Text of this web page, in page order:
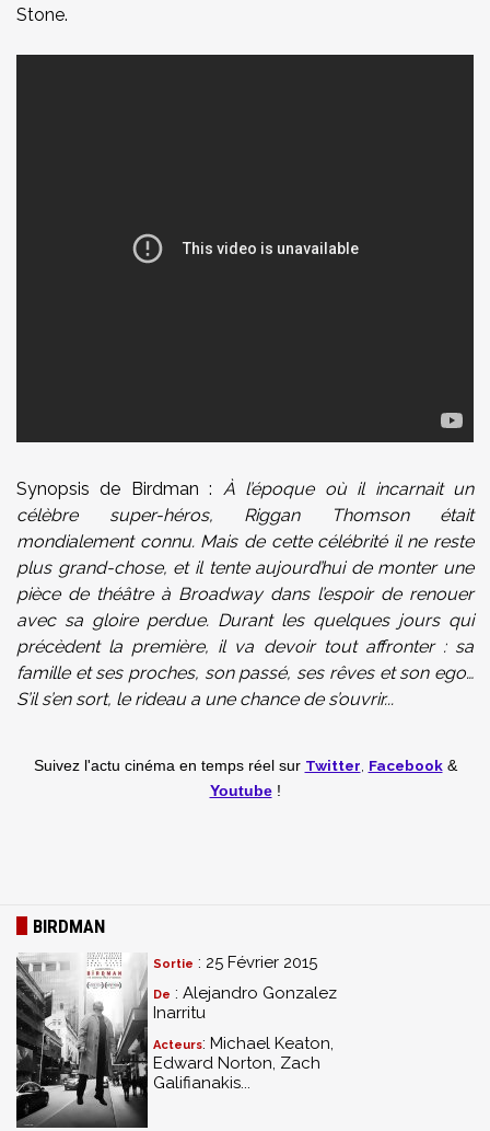
Stone.
Synopsis de Birdman : À l’époque où il incarnait un
célèbre super-héros, Riggan Thomson était
mondialement connu. Mais de cette célébrité il ne reste
plus grand-chose, et il tente aujourd’hui de monter une
pièce de théâtre à Broadway dans l’espoir de renouer
avec sa gloire perdue. Durant les quelques jours qui
précèdent la première, il va devoir tout affronter : sa
famille et ses proches, son passé, ses rêves et son ego…
S’il s’en sort, le rideau a une chance de s’ouvrir...
Suivez l'actu cinéma en temps réel sur Twitter Facebook&
Youtube!
BIRDMAN
Sortie : 25 Février 2015
De : Alejandro Gonzalez
Inarritu
Acteurs: Michael Keaton,
Edward Norton, Zach
Galifianakis...